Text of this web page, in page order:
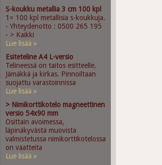
S-koukku metallia 3 cm 100 kpl
1= 100 kpl metallisia s-koukkuja.
- Yhteydenotto : 0500 265 195
- > Kaikki
Lue lisää »
Esiteteline A4 L-versio
Telineessä on taitos esitteelle.
Jämäkkä ja kirkas. Pinnoiltaan
suojattu varastoinnissa
Lue lisää »
> Nimikorttikotelo magneettinen
versio 54x90 mm
Osittain avoimessa,
läpinäkyvästä muovista
valmistetussa nimikorttikotelossa
on vaatteita
Lue lisää »